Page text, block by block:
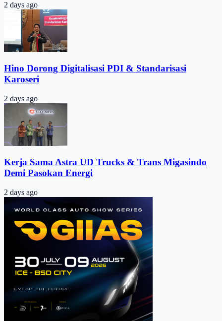
2 days ago
Hino Dorong Digitalisasi PDI & Standarisasi
Karoseri
2 days ago
Kerja Sama Astra UD Trucks & Trans Migasindo
Demi Pasokan Energi
2 days ago